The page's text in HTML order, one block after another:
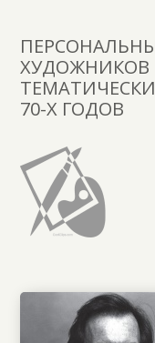
ХУДОЖНИКОВ
70-Х ГОДОВ